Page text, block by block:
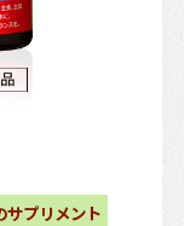
サプリメント